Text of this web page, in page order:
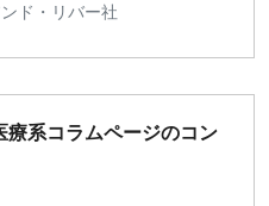
ド・リバー社
療系コラムページのコン